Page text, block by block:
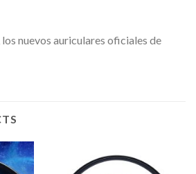
nuevos auriculares oficiales de